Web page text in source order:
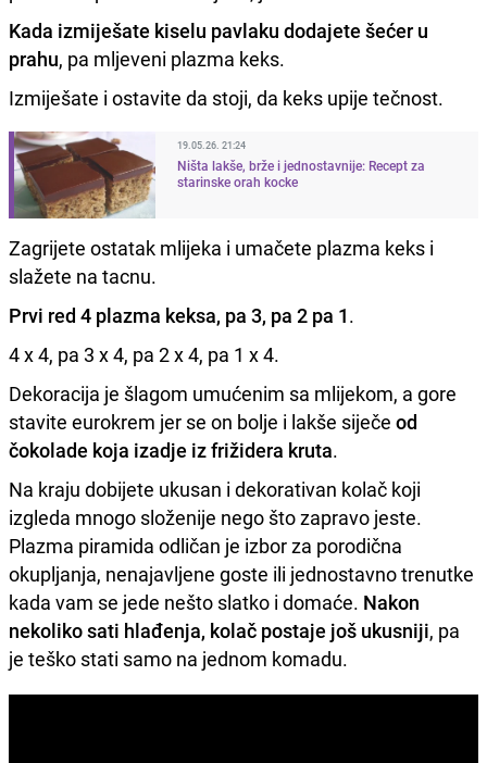
Kada izmiješate kiselu pavlaku dodajete šećer u
prahu, pa mljeveni plazma keks.
Izmiješate i ostavite da stoji, da keks upije tečnost.
19.05.26. 21:24
Ništa lakše, brže i jednostavnije: Recept za
starinske orah kocke
Zagrijete ostatak mlijeka i umačete plazma keks i
slažete na tacnu.
Prvi red 4 plazma keksa, pa 3, pa 2 pa 1.
4 x 4, pa 3 x 4, pa 2 x 4, pa 1 x 4.
Dekoracija je šlagom umućenim sa mlijekom, a gore
stavite eurokrem jer se on bolje i lakše siječe od
čokolade koja izadje iz frižidera kruta.
Na kraju dobijete ukusan i dekorativan kolač koji
izgleda mnogo složenije nego što zapravo jeste.
Plazma piramida odličan je izbor za porodična
okupljanja, nenajavljene goste ili jednostavno trenutke
kada vam se jede nešto slatko i domaće. Nakon
nekoliko sati hlađenja, kolač postaje još ukusniji, pa
je teško stati samo na jednom komadu.